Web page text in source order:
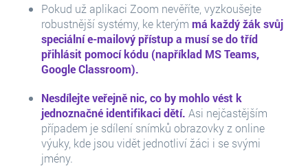
Pokud už aplikaci Zoom nevěříte, vyzkoušejte
robustnější systémy, ke kterým má každý žák svůj
speciální e-mailový přístup a musí se do tříd
přihlásit pomocí kódu (například MS Teams,
Google Classroom).
Nesdílejte veřejně nic, co by mohlo vést k
jednoznačné identifikaci dětí. Asi nejčastějším
případem je sdílení snímků obrazovky z online
výuky, kde jsou vidět jednotliví žáci i se svými
jmény.